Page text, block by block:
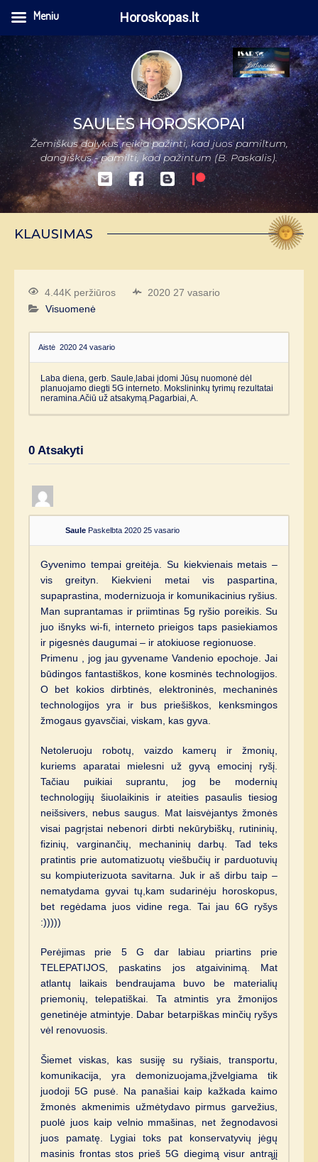
SAULĖS HOROSKOPAI
Žemiškus dalykus reikia pažinti, kad juos pamiltum,
dangiškus - pamilti, kad pažintum (B. Paskalis).
KLAUSIMAS
4.44K peržiūros
2020 27 vasario
Visuomenė
Aistė 2020 24 vasario
Laba diena, gerb. Saule,labai įdomi Jūsų nuomonė dėl
planuojamo diegti 5G interneto. Mokslininkų tyrimų rezultatai
neramina.Ačiū už atsakymą.Pagarbiai, A.
0 Atsakyti
Saule Paskelbta 2020 25 vasario
Gyvenimo tempai greitėja. Su kiekvienais metais –
vis greityn. Kiekvieni metai vis paspartina,
supaprastina, modernizuoja ir komunikacinius ryšius.
Man suprantamas ir priimtinas 5g ryšio poreikis. Su
juo išnyks wi-fi, interneto prieigos taps pasiekiamos
ir pigesnės daugumai – ir atokiuose regionuose.
Primenu , jog jau gyvename Vandenio epochoje. Jai
būdingos fantastiškos, kone kosminės technologijos.
O bet kokios dirbtinės, elektroninės, mechaninės
technologijos yra ir bus priešiškos, kenksmingos
žmogaus gyavsčiai, viskam, kas gyva.
Netoleruoju robotų, vaizdo kamerų ir žmonių,
kuriems aparatai mielesni už gyvą emocinį ryšį.
Tačiau puikiai suprantu, jog be modernių
technologijų šiuolaikinis ir ateities pasaulis tiesiog
neišsivers, nebus saugus. Mat laisvėjantys žmonės
visai pagrįstai nebenori dirbti nekūrybiškų, rutininių,
fizinių, varginančių, mechaninių darbų. Tad teks
pratintis prie automatizuotų viešbučių ir parduotuvių
su kompiuterizuota savitarna. Juk ir aš dirbu taip –
nematydama gyvai tų,kam sudarinėju horoskopus,
bet regėdama juos vidine rega. Tai jau 6G ryšys
:)))))
Perėjimas prie 5 G dar labiau priartins prie
TELEPATIJOS, paskatins jos atgaivinimą. Mat
atlantų laikais bendraujama buvo be materialių
priemonių, telepatiškai. Ta atmintis yra žmonijos
genetinėje atmintyje. Dabar betarpiškas minčių ryšys
vėl renovuosis.
Šiemet viskas, kas susiję su ryšiais, transportu,
komunikacija, yra demonizuojama,įžvelgiama tik
juodoji 5G pusė. Na panašiai kaip kažkada kaimo
žmonės akmenimis užmėtydavo pirmus garvežius,
puolė juos kaip velnio mmašinas, net žegnodavosi
juos pamatę. Lygiai toks pat konservatyvių jėgų
masinis frontas stos prieš 5G diegimą visur antrąjį
Meniu Horoskopas.lt